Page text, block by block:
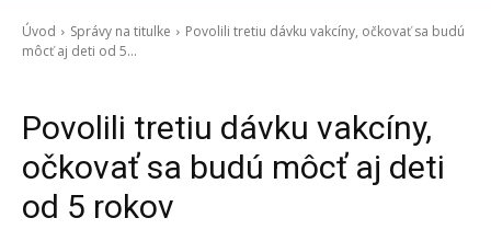
Úvod Správy na titulke
Povolili tretiu dávku vakcíny, očkovať sa budú
môcť aj deti od 5...
Povolili tretiu dávku vakcíny,
očkovať sa budú môcť aj deti
od 5 rokov